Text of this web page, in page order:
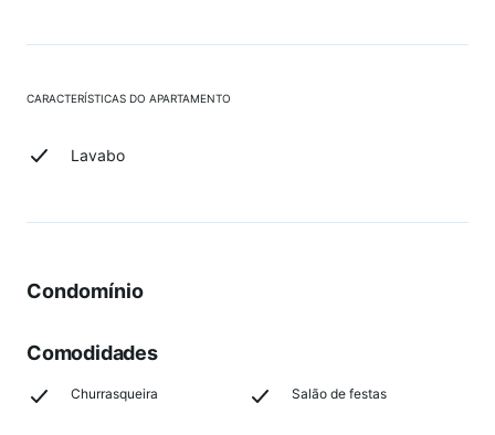
CARACTERÍSTICAS DO APARTAMENTO
Lavabo
Condomínio
Comodidades
Churrasqueira Salão de festas